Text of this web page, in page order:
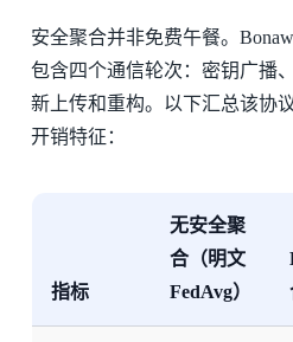
安全聚合并非免费午餐。
包含四个通信轮次：密钥广播
新上传和重构。以下汇总该协
开销特征：
指标
无安全聚
合（明文
FedAvg）